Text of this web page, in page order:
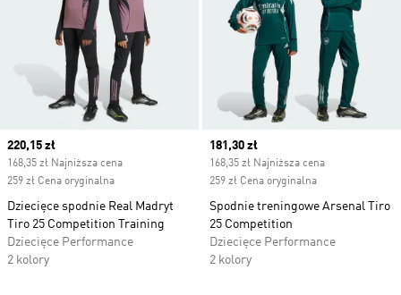
Current price
220,15 zł
168,35 zł Najniższa cena
259 zł Cena oryginalna
Dziecięce spodnie Real Madryt
Tiro 25 Competition Training
Dziecięce Performance
2 kolory
Current price
181,30 zł
168,35 zł Najniższa cena
259 zł Cena oryginalna
Spodnie treningowe Arsenal Tiro
25 Competition
Dziecięce Performance
2 kolory